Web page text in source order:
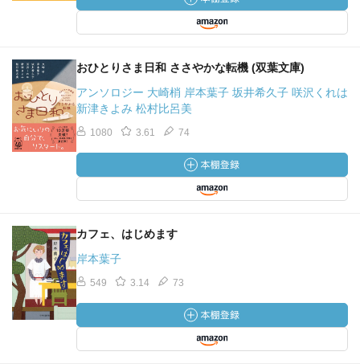
おひとりさま日和 ささやかな転機 (双葉文庫)
アンソロジー 大崎梢 岸本葉子 坂井希久子 咲沢くれは
新津きよみ 松村比呂美
1080 3.61 74
カフェ、はじめます
岸本葉子
549 3.14 73